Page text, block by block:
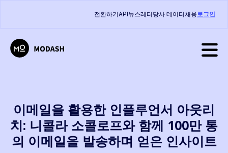
전환하기API뉴스레터당사 데이터채용로그인
이메일을 활용한 인플루언서 아웃리
치: 니콜라 소콜로프와 함께 100만 통
의 이메일을 발송하며 얻은 인사이트